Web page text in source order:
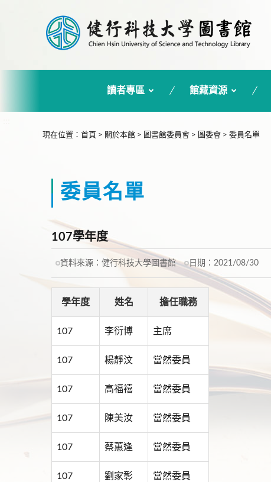
讀者專區 館藏資源
現在位置 ： 首頁 > 關於本館 > 圖書館委員會 > 圖委會 > 委員名單
委員名單
107學年度
資料來源： 健行科技大學圖書館 日期： 2021/08/30
學年度 姓名 擔任職務
107 李衍博 主席
107 楊靜汶 當然委員
107 高福禧 當然委員
107 陳美汝 當然委員
107 蔡蕙逢 當然委員
107 劉家彰 當然委員